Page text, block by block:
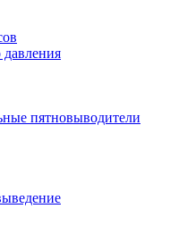
пятновыводители